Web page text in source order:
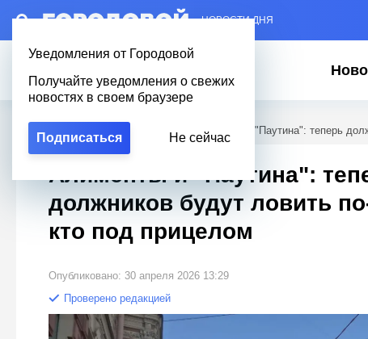
– НОВОСТИ ДНЯ
Уведомления от Городовой
Получайте уведомления о свежих
новостях в своем браузере
Подписаться Не сейчас
Городовой Новости Петербурга Алименты и "Паутина": теперь
Алименты и "Паутина":
должников будут ловить
кто под прицелом
Опубликовано: 30 апреля 2026 13:29
Проверено редакцией